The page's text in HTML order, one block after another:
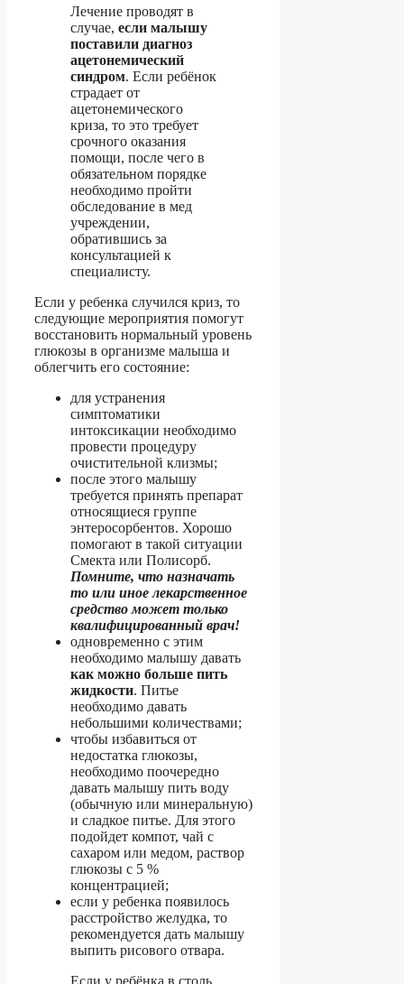
Лечение проводят в
случае, если малышу
поставили диагноз
ацетонемический
синдром. Если ребёнок
страдает от
ацетонемического
криза, то это требует
срочного оказания
помощи, после чего в
обязательном порядке
необходимо пройти
обследование в мед
учреждении,
обратившись за
консультацией к
специалисту.
Если у ребенка случился криз, то
следующие мероприятия помогут
восстановить нормальный уровень
глюкозы в организме малыша и
облегчить его состояние:
для устранения
симптоматики
интоксикации необходимо
провести процедуру
очистительной клизмы;
после этого малышу
требуется принять препарат
относящиеся группе
энтеросорбентов. Хорошо
помогают в такой ситуации
Смекта или Полисорб.
Помните, что назначать
то или иное лекарственное
средство может только
квалифицированный врач!
одновременно с этим
необходимо малышу давать
как можно больше пить
жидкости. Питье
необходимо давать
небольшими количествами;
чтобы избавиться от
недостатка глюкозы,
необходимо поочередно
давать малышу пить воду
(обычную или минеральную)
и сладкое питье. Для этого
подойдет компот, чай с
сахаром или медом, раствор
глюкозы с 5 %
концентрацией;
если у ребенка появилось
расстройство желудка, то
рекомендуется дать малышу
выпить рисового отвара.